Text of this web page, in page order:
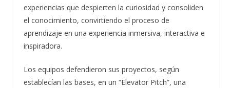
experiencias que despierten la curiosidad y consoliden
el conocimiento, convirtiendo el proceso de
aprendizaje en una experiencia inmersiva, interactiva e
inspiradora.
Los equipos defendieron sus proyectos, según
establecían las bases, en un “Elevator Pitch”, una